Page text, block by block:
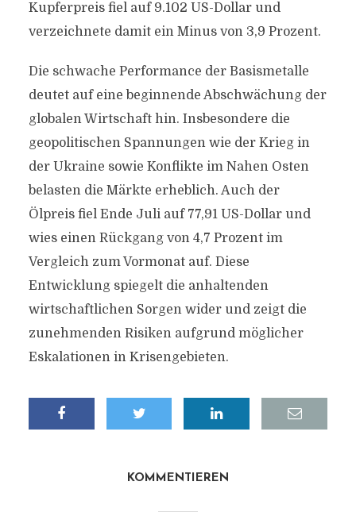
Kupferpreis fiel auf 9.102 US-Dollar und
verzeichnete damit ein Minus von 3,9 Prozent.
Die schwache Performance der Basismetalle
deutet auf eine beginnende Abschwächung der
globalen Wirtschaft hin. Insbesondere die
geopolitischen Spannungen wie der Krieg in
der Ukraine sowie Konflikte im Nahen Osten
belasten die Märkte erheblich. Auch der
Ölpreis fiel Ende Juli auf 77,91 US-Dollar und
wies einen Rückgang von 4,7 Prozent im
Vergleich zum Vormonat auf. Diese
Entwicklung spiegelt die anhaltenden
wirtschaftlichen Sorgen wider und zeigt die
zunehmenden Risiken aufgrund möglicher
Eskalationen in Krisengebieten.
KOMMENTIEREN